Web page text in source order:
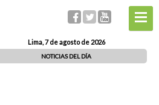
Lima, 7 de agosto de 2026
NOTICIAS DEL DÍA